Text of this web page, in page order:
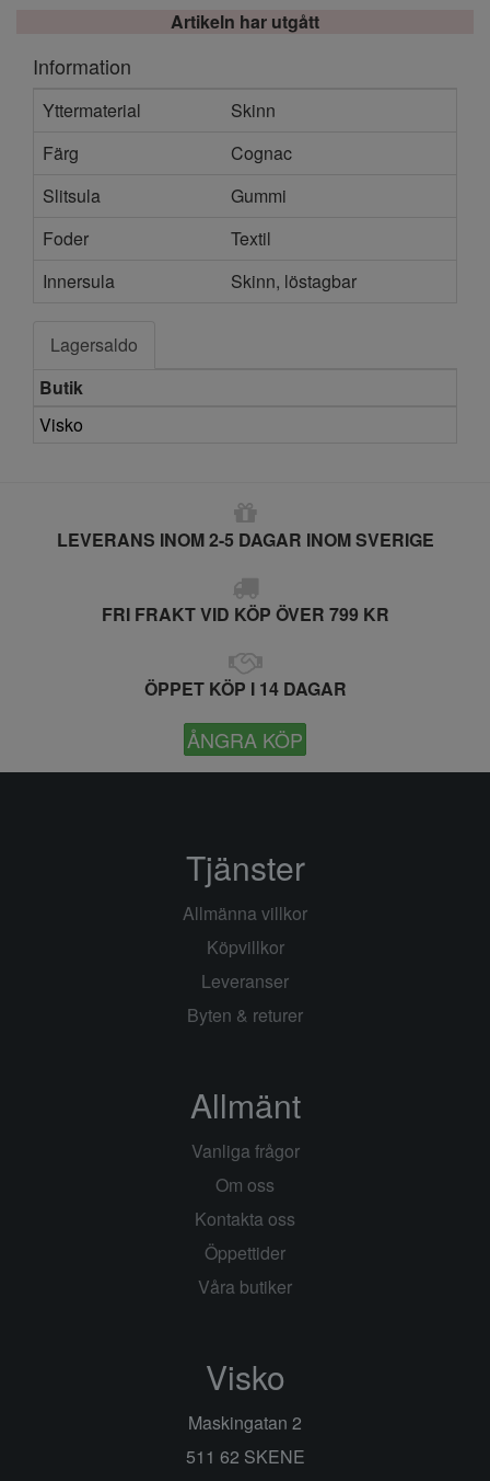
Artikeln har utgått
Information
Yttermaterial
Skinn
Färg
Cognac
Slitsula
Gummi
Foder
Textil
Innersula
Skinn, löstagbar
Lagersaldo
Butik
Visko
LEVERANS INOM 2-5 DAGAR INOM SVERIGE
FRI FRAKT VID KÖP ÖVER 799 KR
ÖPPET KÖP I 14 DAGAR
ÅNGRA KÖP
Tjänster
Allmänna villkor
Köpvillkor
Leveranser
Byten & returer
Allmänt
Vanliga frågor
Om oss
Kontakta oss
Öppettider
Våra butiker
Visko
Maskingatan 2
511 62 SKENE